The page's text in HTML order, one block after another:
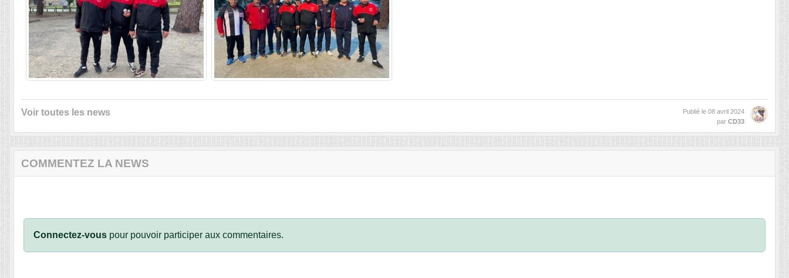
Voir toutes les news Publié le 08 avril 2024
par CD33
COMMENTEZ LA NEWS
Connectez-vous pour pouvoir participer aux commentaires.